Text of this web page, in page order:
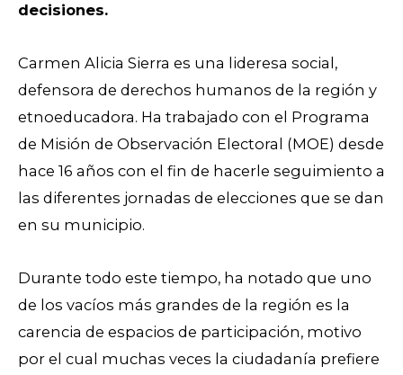
decisiones.
Carmen Alicia Sierra es una lideresa social,
defensora de derechos humanos de la región y
etnoeducadora. Ha trabajado con el Programa
de Misión de Observación Electoral (MOE) desde
hace 16 años con el fin de hacerle seguimiento a
las diferentes jornadas de elecciones que se dan
en su municipio.
Durante todo este tiempo, ha notado que uno
de los vacíos más grandes de la región es la
carencia de espacios de participación, motivo
por el cual muchas veces la ciudadanía prefiere